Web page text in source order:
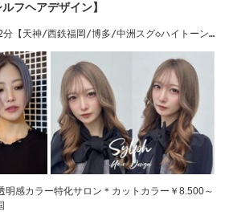
フヘアデザイン】
分【天神/西鉄福岡/博多/中洲スグ◇ハイトーン/
明感カラー特化サロン＊カットカラー￥8.500～